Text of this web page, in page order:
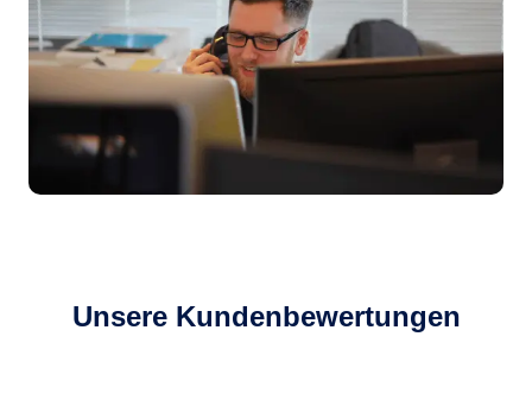
Unsere Kundenbewertungen